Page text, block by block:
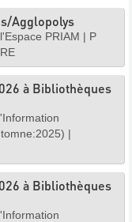
Agglopolys
PRIAM | P
à Bibliothèques
|
à Bibliothèques